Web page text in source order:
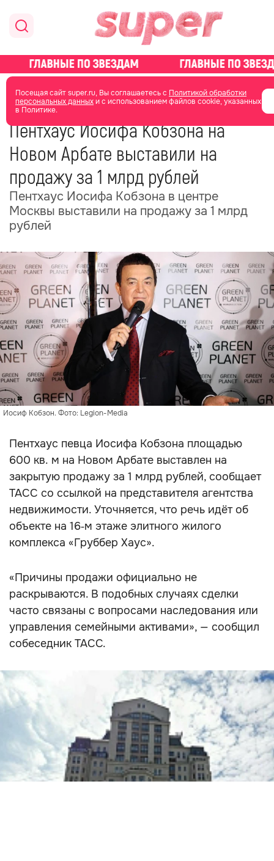
Посещая сайт super.ru, Вы соглашаетесь с Политикой обработки
персональных данныхи с использованием файлов cookie, указанных
в Политике.
главная новости о звездах новости
03 июня
Пентхаус Иосифа Кобзона на
Новом Арбате выставили на
продажу за 1 млрд рублей
Пентхаус Иосифа Кобзона в центре
Москвы выставили на продажу за 1 млрд
рублей
Иосиф Кобзон. Фото: Legion-Media
Пентхаус певца Иосифа Кобзона площадью
600 кв. м на Новом Арбате выставлен на
закрытую продажу за 1 млрд рублей, сообщает
ТАСС со ссылкой на представителя агентства
недвижимости. Уточняется, что речь идёт об
объекте на 16‑м этаже элитного жилого
комплекса «Груббер Хаус».
«Причины продажи официально не
раскрываются. В подобных случаях сделки
часто связаны с вопросами наследования или
управления семейными активами», — сообщил
собеседник ТАСС.